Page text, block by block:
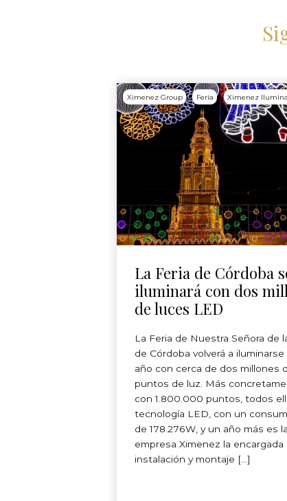
Ximenez Group Feria Ximenez
La Feria de Córdoba
iluminará con dos
de luces LED
La Feria de Nuestra Señora de
de Córdoba volverá a
año con cerca de dos millones
puntos de luz. Más
con 1.800.000 puntos, todos
tecnología LED, con un
de 178.276W, y un año más es la
empresa Ximenez la encargada
instalación y montaje […]